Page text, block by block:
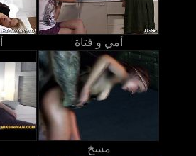
أمي و فتاة
مسخ